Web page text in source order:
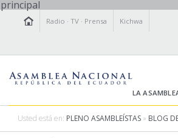
Radio ·TV · Prensa Kichwa
LA
Usted está en: PLENO ASAMBLEÍSTAS » BLOG